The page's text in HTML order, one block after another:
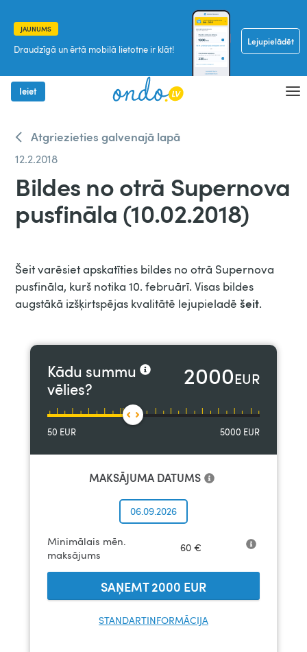
JAUNUMS
Draudzīgā un ērtā mobilā lietotne ir klāt!
Lejupielādēt
Ieiet
Atgriezieties galvenajā lapā
12.2.2018
Bildes no otrā Supernova
pusfināla (10.02.2018)
Šeit varēsiet apskatīties bildes no otrā Supernova
pusfināla, kurš notika 10. februārī. Visas bildes
augstākā izšķirtspējas kvalitātē lejupieladēšeit.
Kādu summu
vēlies?
2000EUR
50 EUR 5000 EUR
MAKSĀJUMA DATUMS
06.09.2026
Minimālais mēn.
maksājums
60 €
SAŅEMT2000 EUR
STANDARTINFORMĀCIJA